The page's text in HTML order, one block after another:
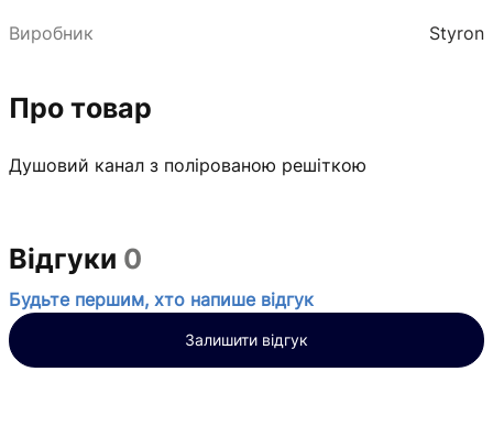
Виробник Styron
Про товар
Душовий канал з полірованою решіткою
Відгуки 0
Будьте першим, хто напише відгук
Залишити відгук